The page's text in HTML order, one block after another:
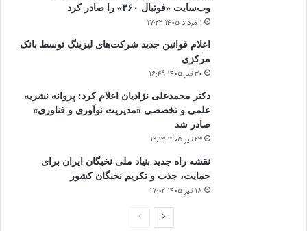
وب‌سایت «فوتبال ۳۶۰» را صادر کرد
۱ مرداد ۱۴۰۵ ۱۷:۲۲
اعلام قوانین جدید شرکت‌های لیزینگ توسط بانک
مرکزی
۳۰ تیر ۱۴۰۵ ۱۶:۴۹
دکتر محمدعلی نژادیان اعلام کرد: پروانه نشریه
علمی و تخصصی «مدیریت نوآوری و فناوری»
صادر شد
۲۳ تیر ۱۴۰۵ ۱۲:۱۳
نقشه راه جدید بنیاد ملی نخبگان ایران برای
حمایت، جذب و تکریم نخبگان کشور
۱۸ تیر ۱۴۰۵ ۱۷:۰۲
صفحه
صفحه